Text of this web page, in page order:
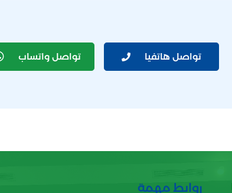
تواصل هاتفيا تواصل واتساب
روابط مهمة